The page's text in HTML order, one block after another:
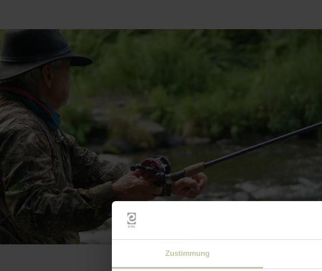
Zustimmung